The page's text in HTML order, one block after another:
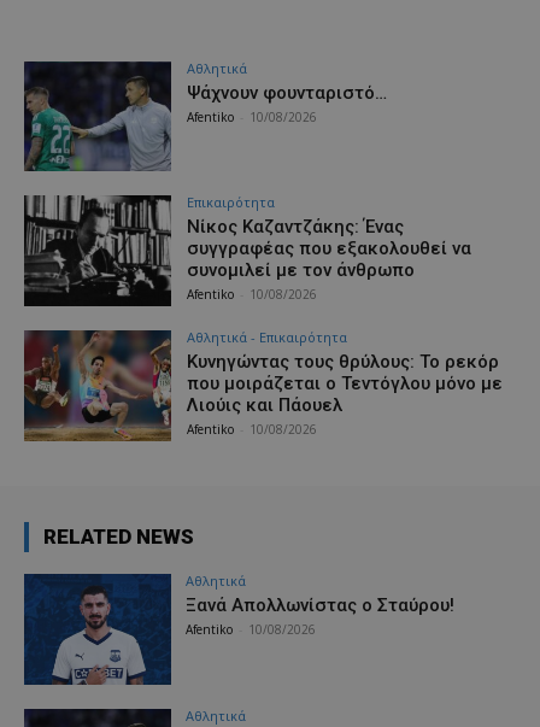
Αθλητικά
Ψάχνουν φουνταριστό…
Afentiko 10/08/2026
Επικαιρότητα
Νίκος Καζαντζάκης: Ένας
συγγραφέας που εξακολουθεί να
συνομιλεί με τον άνθρωπο
Afentiko 10/08/2026
Αθλητικά - Επικαιρότητα
Κυνηγώντας τους θρύλους: Το ρεκόρ
που μοιράζεται ο Τεντόγλου μόνο με
Λιούις και Πάουελ
Afentiko 10/08/2026
RELATED NEWS
Αθλητικά
Ξανά Απολλωνίστας ο Σταύρου!
Afentiko 10/08/2026
Αθλητικά